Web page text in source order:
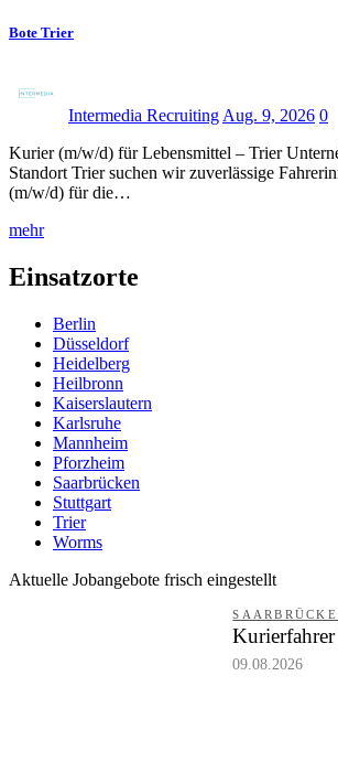
Bote Trier
Intermedia Recruiting Aug. 9, 2026 0
Kurier (m/w/d) für Lebensmittel – Trier
Standort Trier suchen wir zuverlässige
(m/w/d) für die…
mehr
Einsatzorte
Berlin
Düsseldorf
Heidelberg
Heilbronn
Kaiserslautern
Karlsruhe
Mannheim
Pforzheim
Saarbrücken
Stuttgart
Trier
Worms
Aktuelle Jobangebote frisch eingestellt
Kurierfahrer
09.08.2026